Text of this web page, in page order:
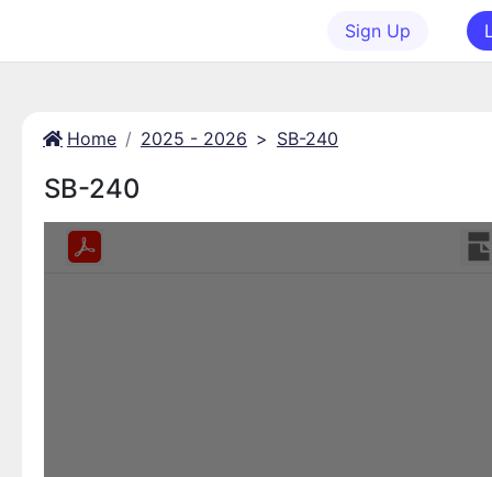
Sign Up
Home 2025 - 2026 > SB-240
SB-240